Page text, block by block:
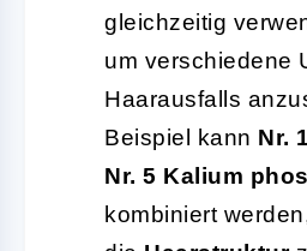
gleichzeitig
um verschiedene
Haarausfalls
Beispiel kann Nr.
Nr. 5 Kalium
kombiniert